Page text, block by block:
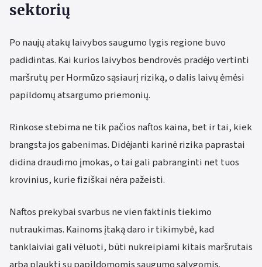
sektorių
Po naujų atakų laivybos saugumo lygis regione buvo
padidintas. Kai kurios laivybos bendrovės pradėjo vertinti
maršrutų per Hormūzo sąsiaurį riziką, o dalis laivų ėmėsi
papildomų atsargumo priemonių.
Rinkose stebima ne tik pačios naftos kaina, bet ir tai, kiek
brangsta jos gabenimas. Didėjanti karinė rizika paprastai
didina draudimo įmokas, o tai gali pabranginti net tuos
krovinius, kurie fiziškai nėra pažeisti.
Naftos prekybai svarbus ne vien faktinis tiekimo
nutraukimas. Kainoms įtaką daro ir tikimybė, kad
tanklaiviai gali vėluoti, būti nukreipiami kitais maršrutais